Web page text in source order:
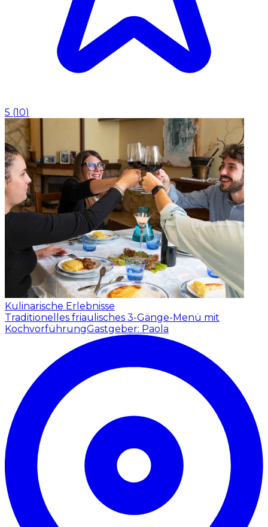
5 (10)
Kulinarische Erlebnisse
Traditionelles friaulisches 3-Gänge-Menü mit
KochvorführungGastgeber: Paola